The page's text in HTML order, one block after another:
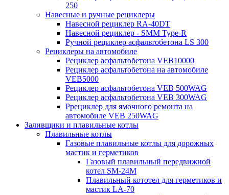
250
Навесные и ручные рециклеры
Навесной рециклер RA-40DT
Навесной рециклер - SMM Type-R
Ручной рециклер асфальтобетона LS 300
Рециклеры на автомобиле
Рециклер асфальтобетона VEB10000
Рециклер асфальтобетона на автомобиле
VEB5000
Рециклер асфальтобетона VEB 500WAG
Рециклер асфальтобетона VEB 300WAG
Ррециклер для ямочного ремонта на
автомобиле VEB 250WAG
Заливщики и плавильные котлы
Плавильные котлы
Газовые плавильные котлы для дорожных
мастик и герметиков
Газовый плавильный передвижной
котел SM-24M
Плавильный кототел для герметиков и
мастик LA-70